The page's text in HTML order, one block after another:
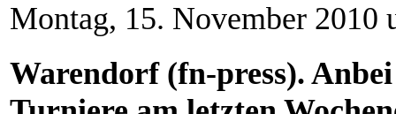
Montag, 15. November 2010
Warendorf (fn-press).